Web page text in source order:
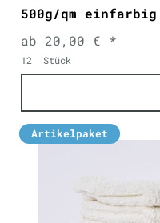
500g/qm einfarbig
ab 20,00 € *
12 Stück
Artikelpaket